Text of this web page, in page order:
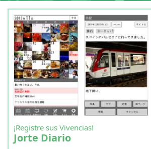
¡Registre sus Vivencias!
Jorte Diario